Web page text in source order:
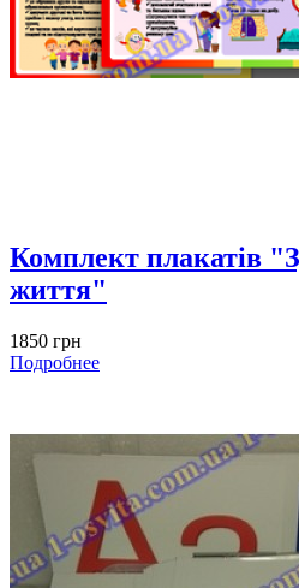
Комплект плакатів
життя"
1850 грн
Подробнее